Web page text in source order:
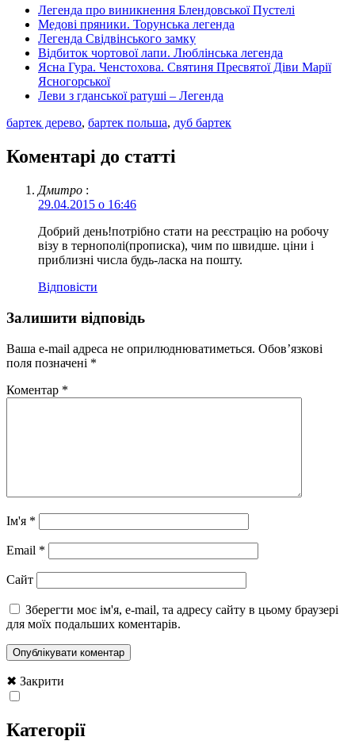
Легенда про виникнення Блендовської Пустелі
Медові пряники. Торунська легенда
Легенда Свідвінського замку
Відбиток чортової лапи. Люблінська легенда
Ясна Гура. Ченстохова. Святиня Пресвятої Діви Марії
Ясногорської
Леви з гданської ратуші – Легенда
бартек дерево, бартек польша, дуб бартек
Коментарі до статті
Дмитро :
29.04.2015 о 16:46
Добрий день!потрібно стати на реєстрацію на робочу
візу в тернополі(прописка), чим по швидше. ціни і
приблизні числа будь-ласка на пошту.
Відповіcти
Залишити відповідь
Ваша e-mail адреса не оприлюднюватиметься. Обов’язкові
поля позначені *
Коментар *
Ім'я *
Email *
Сайт
Зберегти моє ім'я, e-mail, та адресу сайту в цьому браузері
для моїх подальших коментарів.
✖ Закрити
Категорії